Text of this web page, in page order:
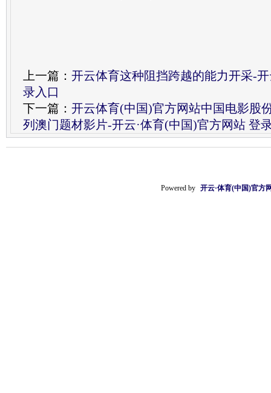
上一篇： 开云体育这种阻挡跨越的能力开采-
录入口
下一篇： 开云体育(中国)官方网站中国电影股
列澳门题材影片-开云·体育(中国)官方网站 登
Powered by 开云·体育(中国)官方